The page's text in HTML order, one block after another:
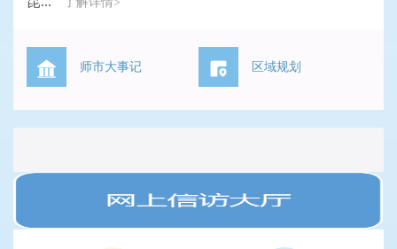
师市大事记 区域规划